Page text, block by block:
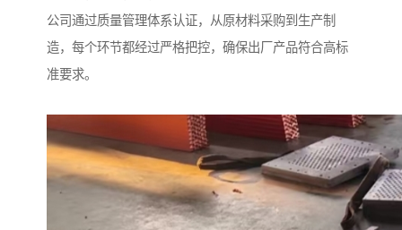
公司通过质量管理体系认证，从原材料采购到生产制
造，每个环节都经过严格把控，确保出厂产品符合高标
准要求。